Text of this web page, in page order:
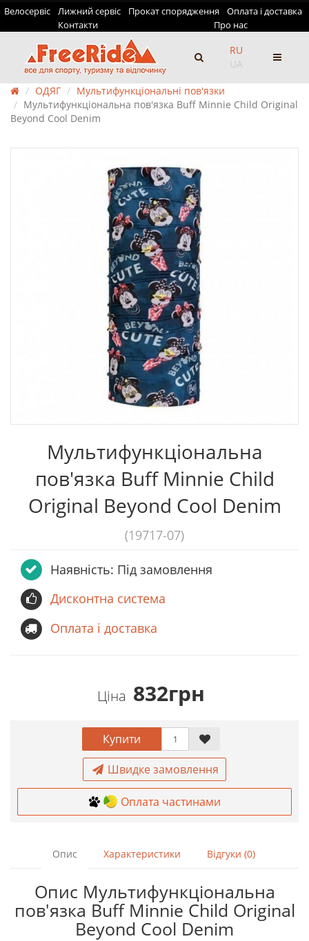
Велосервіс Лижний сервіс Прокат спорядження
Оплата і доставка
Контакти
Про нас
RU
UA
ОДЯГ
Мультифункціональні пов'язки
Мультифункціональна пов'язка Buff Minnie Child Original
Beyond Cool Denim
Мультифункціональна
пов'язка Buff Minnie Child
Original Beyond Cool Denim
(19717-07)
Наявність: Пiд замовлення
Дисконтна система
Оплата і доставка
Ціна 832грн
Купити
Швидке замовлення
Оплата частинами
Опис Характеристики Відгуки (0)
Опис Мультифункціональна
пов'язка Buff Minnie Child Original
Beyond Cool Denim